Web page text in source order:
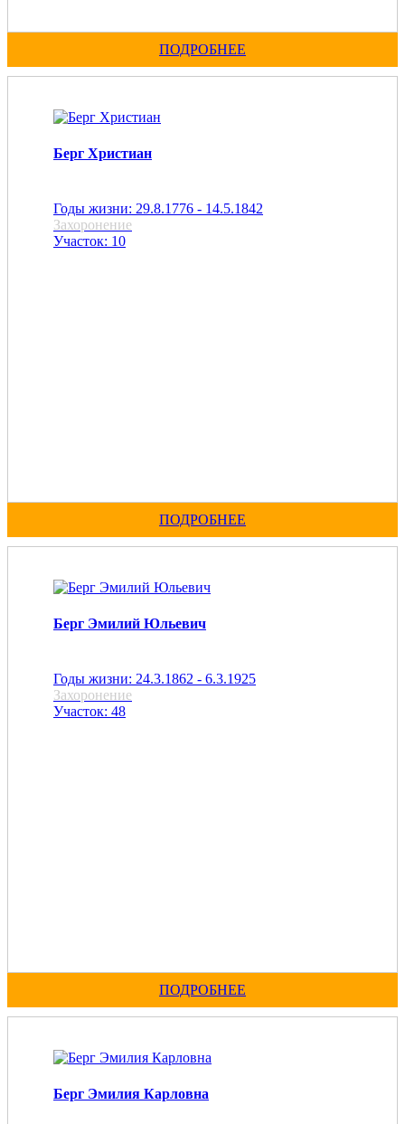
ПОДРОБНЕЕ
Берг Христиан
Годы жизни: 29.8.1776 - 14.5.1842
Захоронение
Участок: 10
ПОДРОБНЕЕ
Берг Эмилий Юльевич
Годы жизни: 24.3.1862 - 6.3.1925
Захоронение
Участок: 48
ПОДРОБНЕЕ
Берг Эмилия Карловна